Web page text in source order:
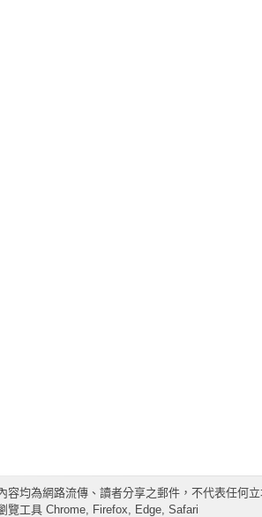
容均為網路流傳、讀者分享之郵件，不代表任何
覽工具 Chrome, Firefox, Edge, Safari